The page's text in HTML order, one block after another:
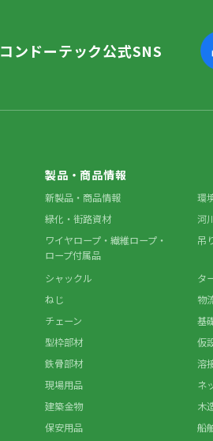
コンドーテック公式SNS
製品・商品情報
新製品・商品情報
環
緑化・街路資材
河
ワイヤロープ・繊維ロープ・
ロープ付属品
吊
シャックル
タ
ねじ
物
チェーン
基
型枠部材
仮
鉄骨部材
溶
現場用品
ネ
建築金物
木
保安用品
船